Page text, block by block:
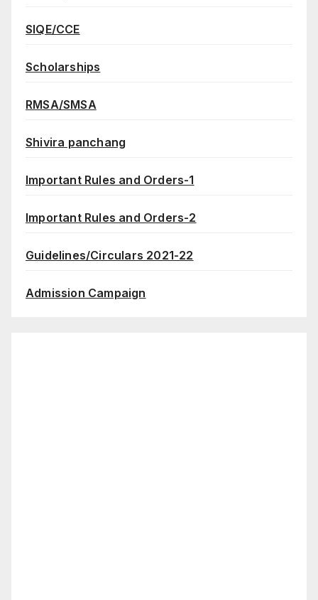
SIQE/CCE
Scholarships
RMSA/SMSA
Shivira panchang
Important Rules and Orders-1
Important Rules and Orders-2
Guidelines/Circulars 2021-22
Admission Campaign